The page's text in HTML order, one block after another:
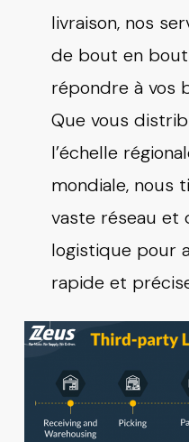
livraison, nos
de bout en
répondre à vos
Que vous
l’échelle
mondiale, nous
vaste réseau et
logistique pour
rapide et